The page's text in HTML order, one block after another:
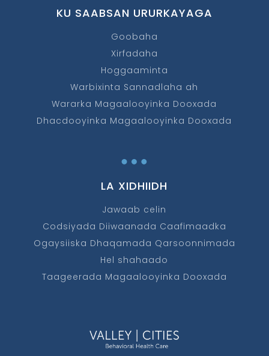
KU SAABSAN URURKAYAGA
Goobaha
Xirfadaha
Hoggaaminta
Warbixinta Sannadlaha ah
Wararka Magaalooyinka Dooxada
Dhacdooyinka Magaalooyinka Dooxada
…
LA XIDHIIDH
Jawaab celin
Codsiyada Diiwaanada Caafimaadka
Ogaysiiska Dhaqamada Qarsoonnimada
Hel shahaado
Taageerada Magaalooyinka Dooxada